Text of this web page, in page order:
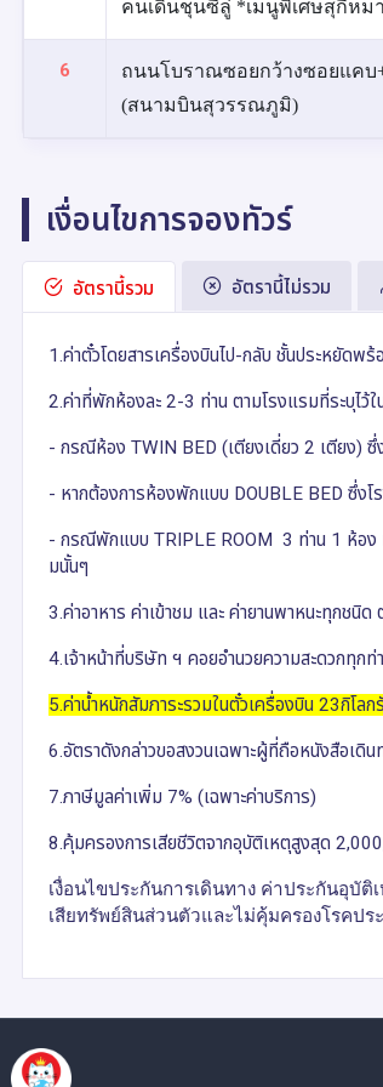
คนเดินชุนซีลู่ *เมนูพิเศษสุกี้หม
6
ถนนโบราณซอยกว้างซอยแคบ
(สนามบินสุวรรณภูมิ)
เงื่อนไขการจองทัวร์
อัตรานี้รวม อัตรานี้ไม่รวม
1.ค่าตั๋วโดยสารเครื่องบินไป-กลับ ชั้นประหยัดพ
2.ค่าที่พักห้องละ 2-3 ท่าน ตามโรงแรมที่ระบุไว้
- กรณีห้อง TWIN BED (เตียงเดี่ยว 2 เตียง)
- หากต้องการห้องพักแบบ DOUBLE BED ซึ่ง
- กรณีพักแบบ TRIPLE ROOM 3 ท่าน 1 ห้อง
มนั้นๆ
3.ค่าอาหาร ค่าเข้าชม และ ค่ายานพาหนะทุกชนิด
4.เจ้าหน้าที่บริษัท ฯ คอยอำนวยความสะดวกทุกท่
5.ค่าน้ำหนักสัมภาระรวมในตั๋วเครื่องบิน 23กิโล
6.อัตราดังกล่าวขอสงวนเฉพาะผู้ที่ถือหนังสือเดิ
7.ภาษีมูลค่าเพิ่ม 7% (เฉพาะค่าบริการ)
8.คุ้มครองการเสียชีวิตจากอุบัติเหตุสูงสุด
เงื่อนไขประกันการเดินทาง ค่าประกันอุบั
เสียทรัพย์สินส่วนตัวและไม่คุ้มครองโรคปร